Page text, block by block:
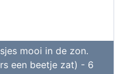
mooi in de zon.
een beetje zat) - 6